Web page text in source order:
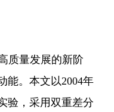
质量发展的新阶
能。本文以2004年
验，采用双重差分